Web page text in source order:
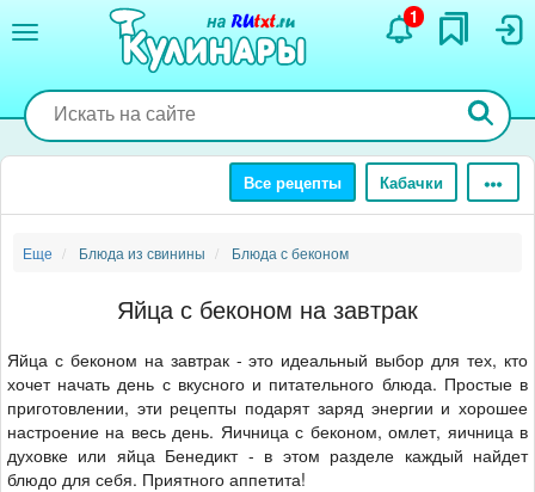
содержанию
1
Все рецепты Кабачки
Еще Блюда из свинины Блюда с беконом
Яйца с беконом на завтрак
Яйца с беконом на завтрак - это идеальный выбор для тех, кто
хочет начать день с вкусного и питательного блюда. Простые в
приготовлении, эти рецепты подарят заряд энергии и хорошее
настроение на весь день. Яичница с беконом, омлет, яичница в
духовке или яйца Бенедикт - в этом разделе каждый найдет
блюдо для себя. Приятного аппетита!